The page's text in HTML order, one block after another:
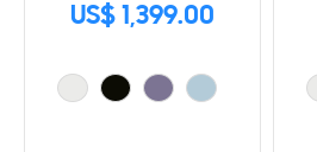
US$ 1,399.00